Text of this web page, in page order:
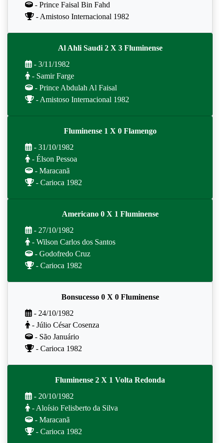
- Prince Faisal Bin Fahd
- Amistoso Internacional 1982
Al Ahli Saudi 2 X 3 Fluminense
- 3/11/1982
- Samir Farge
- Prince Abdulah Al Faisal
- Amistoso Internacional 1982
Fluminense 1 X 0 Flamengo
- 31/10/1982
- Élson Pessoa
- Maracanã
- Carioca 1982
Americano 0 X 1 Fluminense
- 27/10/1982
- Wilson Carlos dos Santos
- Godofredo Cruz
- Carioca 1982
Bonsucesso 0 X 0 Fluminense
- 24/10/1982
- Júlio César Cosenza
- São Januário
- Carioca 1982
Fluminense 2 X 1 Volta Redonda
- 20/10/1982
- Aloísio Felisberto da Silva
- Maracanã
- Carioca 1982